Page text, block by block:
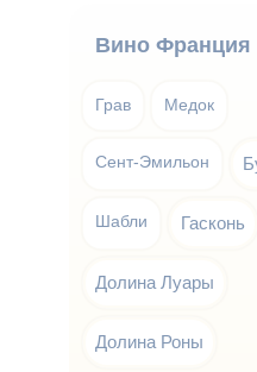
Вино Франция
Грав Медок
Сент-Эмильон
Шабли Гасконь
Долина Луары
Долина Роны